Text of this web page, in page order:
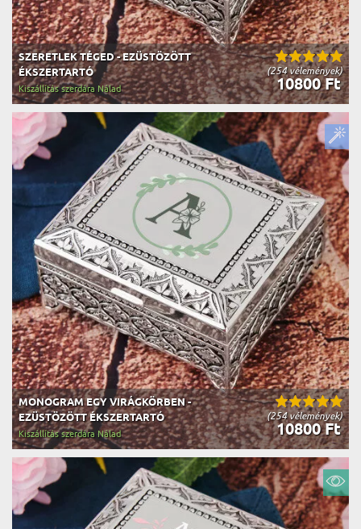
(254 vélemények)
SZERETLEK TÉGED - EZÜSTÖZÖTT
ÉKSZERTARTÓ
10800 Ft
Kiszállítás szerdára Nálad
(254 vélemények)
MONOGRAM EGY VIRÁGKÖRBEN -
EZÜSTÖZÖTT ÉKSZERTARTÓ
10800 Ft
Kiszállítás szerdára Nálad